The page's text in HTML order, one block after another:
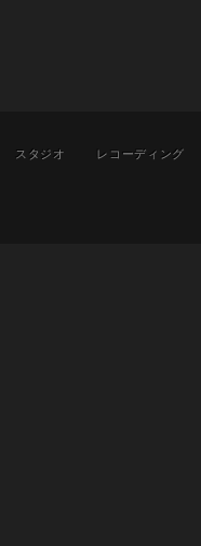
スタジオ レコーディング